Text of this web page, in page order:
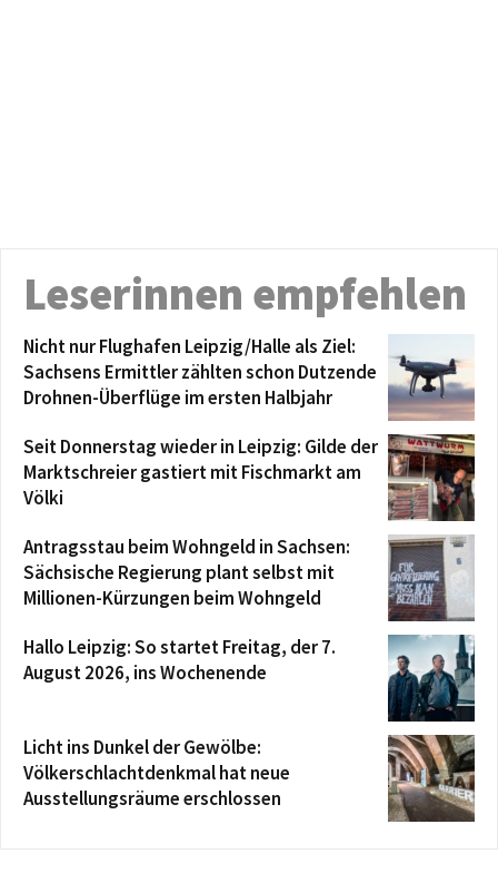
Leserinnen empfehlen
Nicht nur Flughafen Leipzig/Halle als Ziel:
Sachsens Ermittler zählten schon Dutzende
Drohnen-Überflüge im ersten Halbjahr
Seit Donnerstag wieder in Leipzig: Gilde der
Marktschreier gastiert mit Fischmarkt am
Völki
Antragsstau beim Wohngeld in Sachsen:
Sächsische Regierung plant selbst mit
Millionen-Kürzungen beim Wohngeld
Hallo Leipzig: So startet Freitag, der 7.
August 2026, ins Wochenende
Licht ins Dunkel der Gewölbe:
Völkerschlachtdenkmal hat neue
Ausstellungsräume erschlossen